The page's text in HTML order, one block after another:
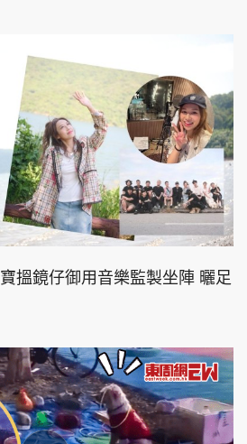
搵鏡仔御用音樂監製坐陣 曬足